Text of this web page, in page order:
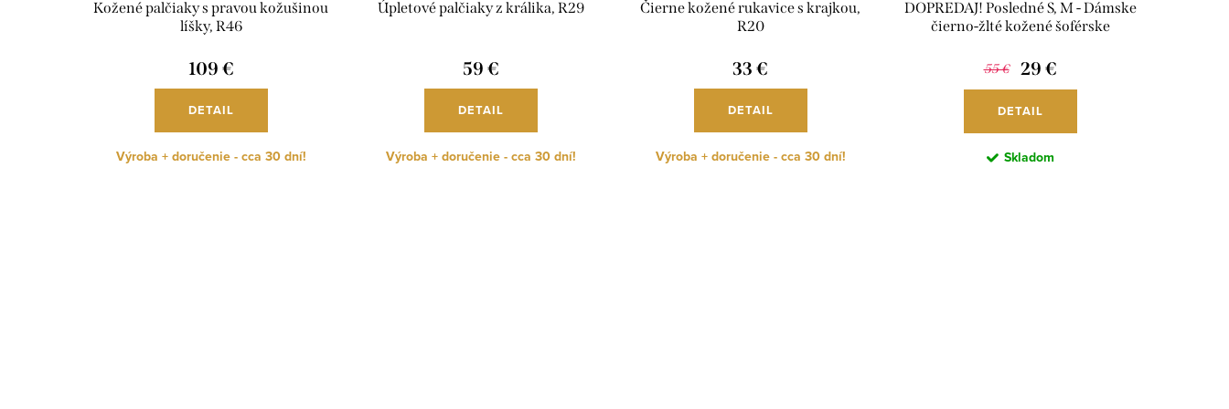
Kožené palčiaky s pravou kožušinou
líšky, R46
109 €
DETAIL
Výroba + doručenie - cca 30 dní!
Úpletové palčiaky z králika, R29
59 €
DETAIL
Výroba + doručenie - cca 30 dní!
Čierne kožené rukavice s krajkou,
R20
33 €
DETAIL
Výroba + doručenie - cca 30 dní!
DOPREDAJ! Posledné S, M - Dámske
čierno-žlté kožené šoférske
55 € 29 €
DETAIL
Skladom